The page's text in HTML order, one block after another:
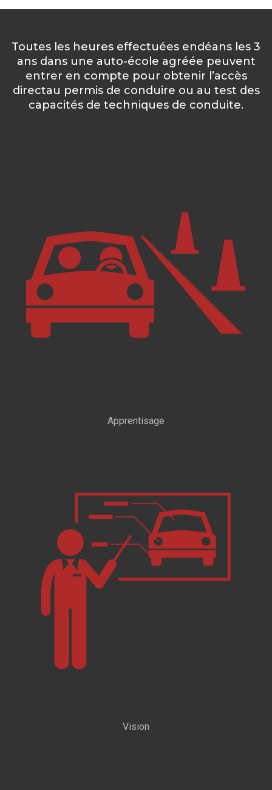
Toutes les heures effectuées endéans les 3
ans dans une auto-école agréée peuvent
entrer en compte pour obtenir l’accès
directau permis de conduire ou au test des
capacités de techniques de conduite.
Apprentisage
Vision